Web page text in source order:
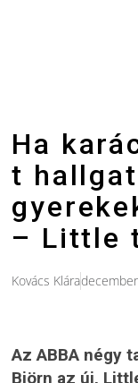
Ha
t
– Little
Kovács Klára
Az ABBA négy
Björn az új,